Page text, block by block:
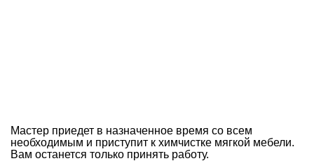
Мастер приедет в назначенное время со всем
необходимым и приступит к химчистке мягкой мебели.
Вам останется только принять работу.